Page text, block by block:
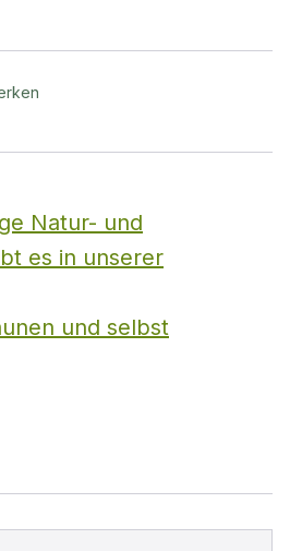
Natur- und
es in unserer
und selbst